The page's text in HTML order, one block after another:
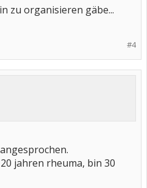
zu organisieren gäbe...
#4
jahren rheuma, bin 30